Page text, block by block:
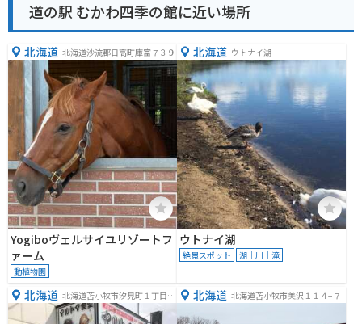
道の駅 むかわ四季の館に近い場所
北海道 北海道沙流郡日高町庫富７３９
Yogiboヴェルサイユリゾートフ
ァーム
動植物園
北海道 ウトナイ湖
ウトナイ湖
絶景スポット 湖｜川｜滝
北海道 北海道苫小牧市汐見町１丁目１
−１３
北海道 北海道苫小牧市美沢１１４−７